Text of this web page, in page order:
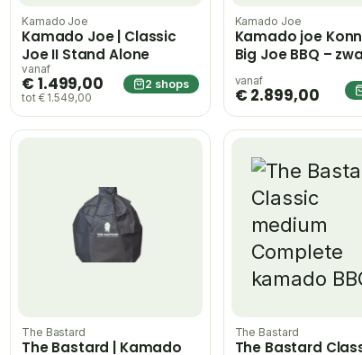
Kamado Joe
Kamado Joe | Classic
Joe II Stand Alone
vanaf
€ 1.499,00
tot € 1.549,00
2 shops
Kamado Joe
Kamado joe
Big Joe BBQ –
vanaf
€ 2.899,00
The Bastard
The Bastard | Kamado
The Bastard
The Bastard